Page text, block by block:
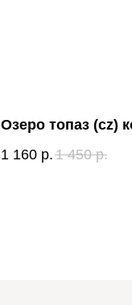
Озеро топаз (cz)
1 160 р. 1 450 р.